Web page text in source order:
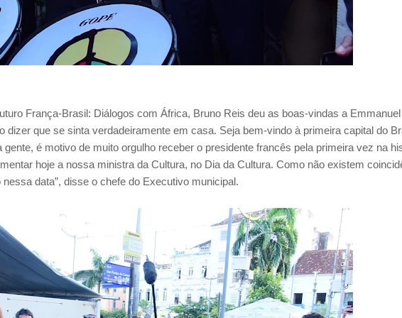
França-Brasil: Diálogos com África, Bruno Reis deu as boas-vindas a Emmanuel
dizer que se sinta verdadeiramente em casa. Seja bem-vindo à primeira capital do
é motivo de muito orgulho receber o presidente francês pela primeira vez na
hoje a nossa ministra da Cultura, no Dia da Cultura. Como não existem
data”, disse o chefe do Executivo municipal.